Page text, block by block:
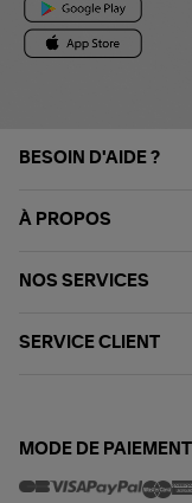
BESOIN D'AIDE ?
À PROPOS
NOS SERVICES
SERVICE CLIENT
MODE DE PAIEMENT